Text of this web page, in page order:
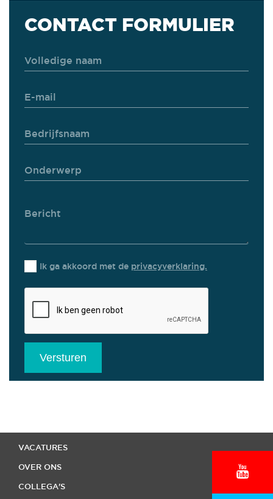
CONTACT FORMULIER
Ik ga akkoord met de privacyverklaring.
Versturen
VACATURES
OVER ONS
COLLEGA'S